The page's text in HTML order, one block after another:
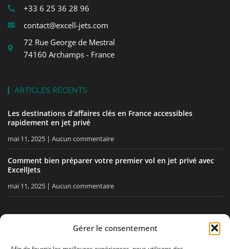
Gérer le consentement
+33 6 25 36 28 96
contact@excell-jets.com
72 Rue George de Mestral
74160 Archamps - France
ARTICLES RÉCENTS
Les destinations d’affaires clés en France accessibles
rapidement en jet privé
mai 11, 2025 Aucun commentaire
Comment bien préparer votre premier vol en jet privé avec
ExcellJets
mai 11, 2025 Aucun commentaire
RESTEZ INFORMÉ